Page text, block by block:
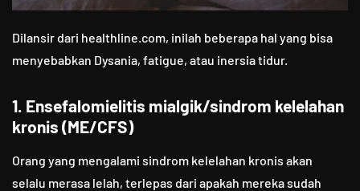
Dilansir dari healthline.com, inilah beberapa hal yang bisa
menyebabkan Dysania, fatigue, atau inersia tidur.
1. Ensefalomielitis mialgik/sindrom kelelahan
kronis (ME/CFS)
Orang yang mengalami sindrom kelelahan kronis akan
selalu merasa lelah, terlepas dari apakah mereka sudah